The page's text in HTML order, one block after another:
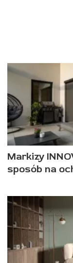
Markizy
sposób na